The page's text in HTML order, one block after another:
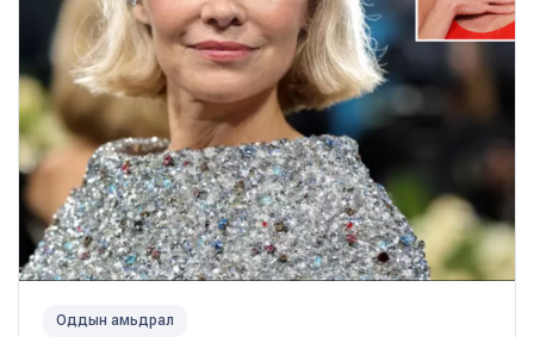
Оддын амьдрал